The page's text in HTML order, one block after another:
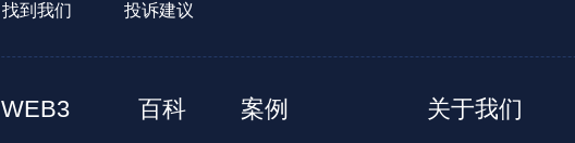
找到我们 投诉建议
WEB3 百科 案例 关于我们